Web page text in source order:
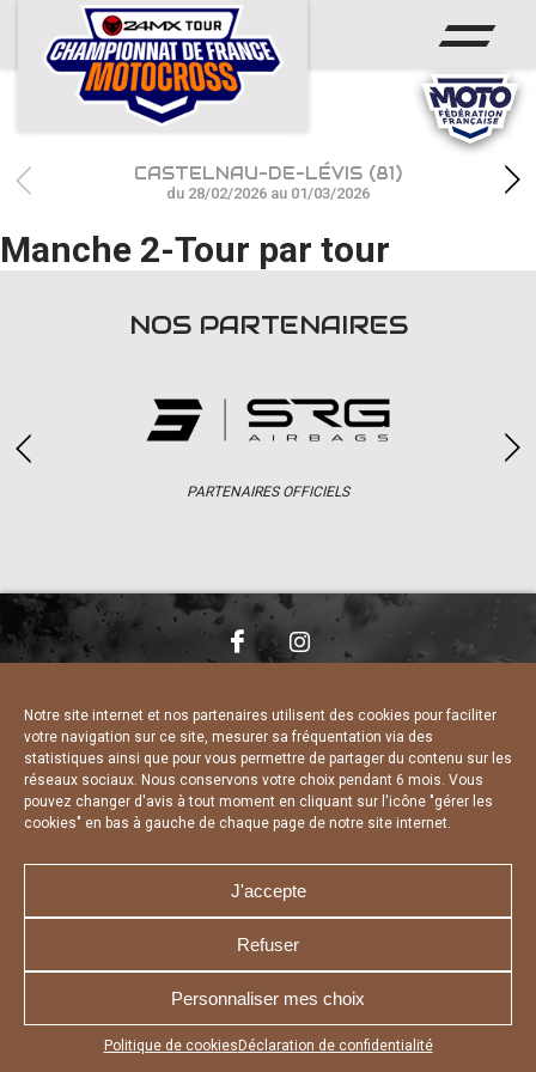
Notre site internet et nos partenaires utilisent des cookies pour faciliter
votre navigation sur ce site, mesurer sa fréquentation via des
statistiques ainsi que pour vous permettre de partager du contenu sur les
réseaux sociaux. Nous conservons votre choix pendant 6 mois. Vous
pouvez changer d'avis à tout moment en cliquant sur l'icône "gérer les
cookies" en bas à gauche de chaque page de notre site internet.
J'accepte
Refuser
Personnaliser mes choix
Politique de cookies Déclaration de confidentialité
Appuyez sur le bouton partager en bas de votre
ACCUEIL
ACTUS
CALENDRIER
RÉSULTATS
PHOTOS / WEB TV
CASTELNAU-DE-LÉVIS (81)
du 28/02/2026 au 01/03/2026
Manche 2-Tour par tour
NOS PARTENAIRES
PARTENAIRES OFFICIELS
CHARTE DE CONFIDENTIALITÉ
DÉCLARATION DE CONFIDENTIALITÉ
POLITIQUE D’UTILISATION DES COOKIES
RÉALISÉ PAR L’AGENCE WEB A3 WEB